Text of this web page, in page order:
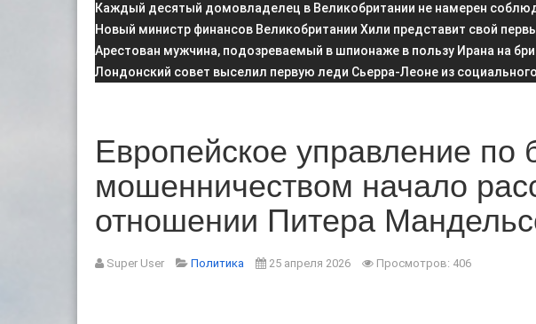
Каждый десятый домовладелец в Великобритании не намерен
Новый министр финансов Великобритании Хили представит свой
Арестован мужчина, подозреваемый в шпионаже в пользу Ирана на
Лондонский совет выселил первую леди Сьерра-Леоне из
Европейское управление по
мошенничеством начало
отношении Питера
Super User Политика 25 апреля 2026 Просмотров: 406